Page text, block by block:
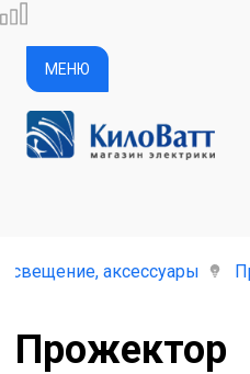
МЕНЮ
аксессуары
Прожектор